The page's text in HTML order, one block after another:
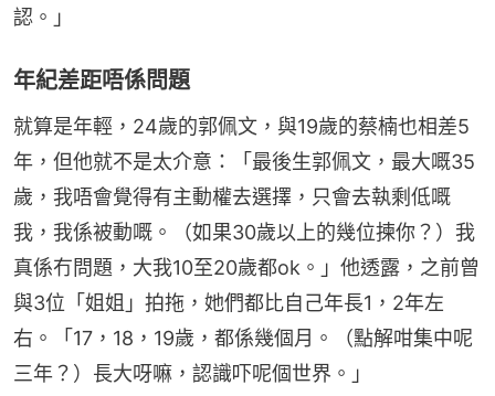
認。」
年紀差距唔係問題
就算是年輕，24歲的郭佩文，與19歲的蔡楠也相差5
年，但他就不是太介意：「最後生郭佩文，最大嘅35
歲，我唔會覺得有主動權去選擇，只會去執剩低嘅
我，我係被動嘅。（如果30歲以上的幾位揀你？）我
真係冇問題，大我10至20歲都ok。」他透露，之前曾
與3位「姐姐」拍拖，她們都比自己年長1，2年左
右。「17，18，19歲，都係幾個月。（點解咁集中呢
三年？）長大呀嘛，認識吓呢個世界。」